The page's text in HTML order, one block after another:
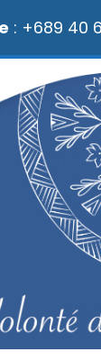
: +689 40